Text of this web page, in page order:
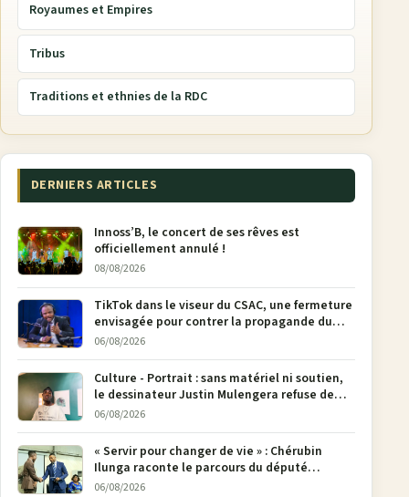
Royaumes et Empires
Tribus
Traditions et ethnies de la RDC
DERNIERS ARTICLES
Innoss’B, le concert de ses rêves est
officiellement annulé !
08/08/2026
TikTok dans le viseur du CSAC, une fermeture
envisagée pour contrer la propagande du
M23
06/08/2026
Culture - Portrait : sans matériel ni soutien,
le dessinateur Justin Mulengera refuse de
poser son crayon
06/08/2026
« Servir pour changer de vie » : Chérubin
Ilunga raconte le parcours du député
national Jethro Muyombi Tshimbu en 137
06/08/2026